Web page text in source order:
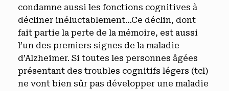
condamne aussi les fonctions cognitives à
décliner inéluctablement…Ce déclin, dont
fait partie la perte de la mémoire, est aussi
l’un des premiers signes de la maladie
d’Alzheimer. Si toutes les personnes âgées
présentant des troubles cognitifs légers (tcl)
ne vont bien sûr pas développer une maladie